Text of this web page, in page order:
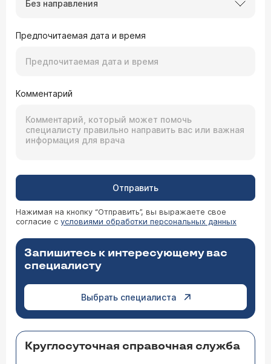
составляет от 5000 долларов) для лечения ИБС
долларов). Стоимость коронарографии
течение одного дня. Более подробно о методах
Д.П. Дундуа.
Без направления
Предпочитаемая дата и время
Комментарий
Отправить
Нажимая на кнопку “Отправить”, вы выражаете свое
согласие с условиями обработки персональных данных
Запишитесь к интересующему вас
специалисту
Выбрать специалиста
Круглосуточная справочная служба